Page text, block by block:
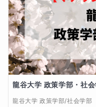
そのまま勢いに乗り、
全独学で合計およそ3
に現役で国立大学に合
ぎりぎりの戦いと復活
生経験になったのだと
挫折と成功の乱高下
②もっと丁寧な解説、
③もっと
・授業、テキストの内
①現状のままを希望
②もっと易しめを希望
③もっと難しめを希望
龍谷大学 政策学部・社
龍谷大学 政策学部/社会学部